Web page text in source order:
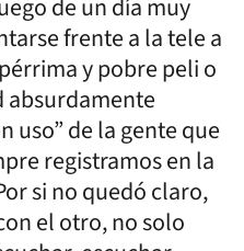
de un día muy
frente a la tele a
y pobre peli o
absurdamente
uso” de la gente que
registramos en la
si no quedó claro,
el otro, no solo